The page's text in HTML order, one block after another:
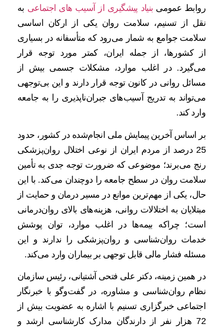
روابط عمومی بنیاد پیشگیری از آسیب های اجتماعی به
نقل از تسنیم، سلامت روان یکی از ارکان اساسی
سلامت جوامع به شمار می‌رود که متأسفانه در بسیاری
از کشورها، از جمله ایران، کمتر مورد توجه قرار
می‌گیرد. در اغلب موارد، مشکلات جسمی بیش از
مسائل روانی در کانون توجه قرار دارند و این بی‌توجهی
می‌تواند به تدریج آسیب‌های جبران‌ناپذیری را به جامعه
وارد کند.
بر اساس آخرین پیمایش ملی انجام‌شده در کشور، حدود
25 درصد از مردم ایران از نوعی اختلال روان‌پزشکی
رنج می‌برند؛ موضوعی که ضرورت توجه جدی به تأمین
سلامت روان در سطح جامعه را دوچندان می‌کند. با این
حال، یکی از مهم‌ترین موانع در مسیر درمان و حمایت از
مبتلایان به اختلالات روانی، هزینه‌های بالای روان‌درمانی
است؛ چراکه بیمه‌ها در اغلب موارد، توان پوشش
خدمات روان‌شناسی و روان‌پزشکی را ندارند و این
مسئله فشار مالی قابل توجهی بر بیماران وارد می‌کند.
در همین زمینه، دکتر علی فتحی آشتیانی، رئیس سازمان
نظام روان‌شناسی و مشاوره، در گفت‌وگو با خبرنگار
اجتماعی خبرگزاری تسنیم با اشاره به عضویت بیش از
72 هزار نفر از دارندگان مدارک کارشناسی ارشد و